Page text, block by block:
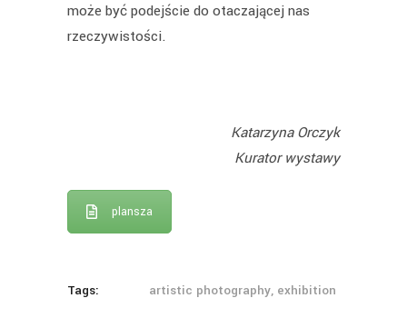
może być podejście do otaczającej nas
rzeczywistości.
Katarzyna Orczyk
Kurator wystawy
plansza
Tags: artistic photography, exhibition